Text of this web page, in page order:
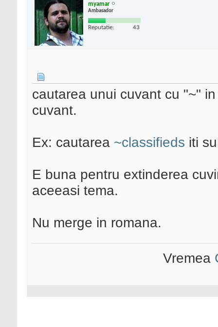
myamar
Ambasador
Reputatie: 43
cautarea unui cuvant cu "~"
cuvant.
Ex: cautarea ~classifieds iti
E buna pentru extinderea
aceeasi tema.
Nu merge in romana.
Vremea